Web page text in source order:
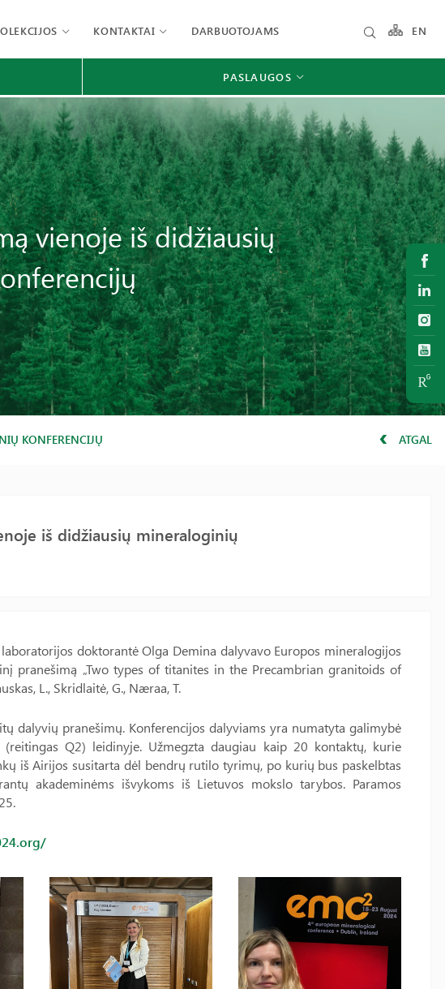
KONTAKTAI DARBUOTOJAMS EN
PASLAUGOS
vienoje iš didžiausių
KONFERENCIJŲ ATGAL
iš didžiausių mineraloginių
doktorantė Olga Demina dalyvavo Europos mineralogijos
pranešimą „Two types of titanites in the Precambrian granitoids of
L., Skridlaitė, G., Næraa, T.
dalyvių pranešimų. Konferencijos dalyviams yra numatyta galimybė
(reitingas Q2) leidinyje. Užmegzta daugiau kaip 20 kontaktų, kurie
iš Airijos susitarta dėl bendrų rutilo tyrimų, po kurių bus paskelbtas
akademinėms išvykoms iš Lietuvos mokslo tarybos. Paramos